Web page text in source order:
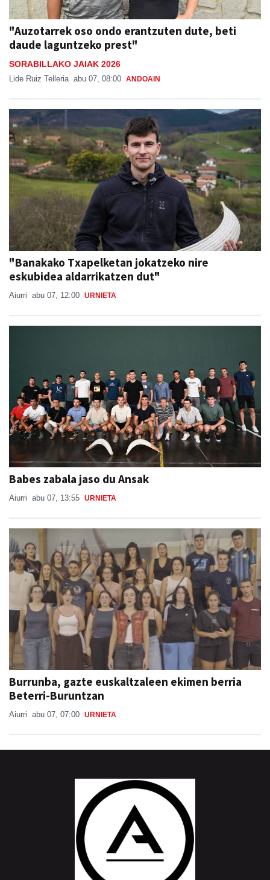
"Auzotarrek oso ondo erantzuten dute, beti
daude laguntzeko prest"
SORABILLAKO JAIAK 2026
Lide Ruiz Telleria abu 07, 08:00 ANDOAIN
"Banakako Txapelketan jokatzeko nire
eskubidea aldarrikatzen dut"
Aiurri abu 07, 12:00 URNIETA
Babes zabala jaso du Ansak
Aiurri abu 07, 13:55 URNIETA
Burrunba, gazte euskaltzaleen ekimen berria
Beterri-Buruntzan
Aiurri abu 07, 07:00 URNIETA